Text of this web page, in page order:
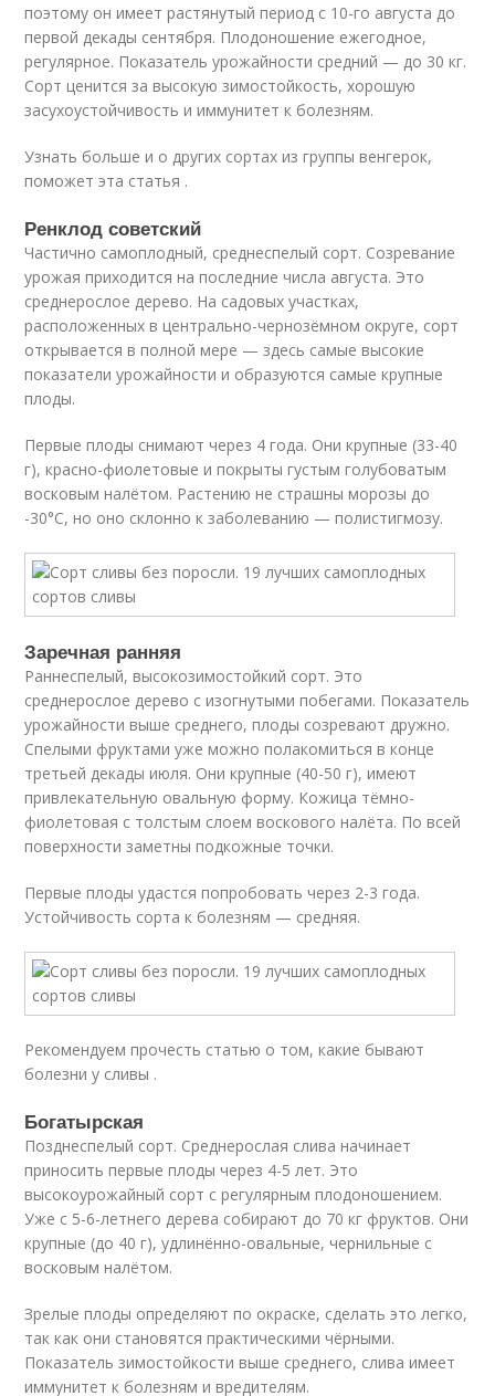
поэтому он имеет растянутый период с 10-го августа до
первой декады сентября. Плодоношение ежегодное,
регулярное. Показатель урожайности средний — до 30 кг.
Сорт ценится за высокую зимостойкость, хорошую
засухоустойчивость и иммунитет к болезням.
Узнать больше и о других сортах из группы венгерок,
поможет эта статья .
Ренклод советский
Частично самоплодный, среднеспелый сорт. Созревание
урожая приходится на последние числа августа. Это
среднерослое дерево. На садовых участках,
расположенных в центрально-чернозёмном округе, сорт
открывается в полной мере — здесь самые высокие
показатели урожайности и образуются самые крупные
плоды.
Первые плоды снимают через 4 года. Они крупные (33-40
г), красно-фиолетовые и покрыты густым голубоватым
восковым налётом. Растению не страшны морозы до
-30°C, но оно склонно к заболеванию — полистигмозу.
Заречная ранняя
Раннеспелый, высокозимостойкий сорт. Это
среднерослое дерево с изогнутыми побегами. Показатель
урожайности выше среднего, плоды созревают дружно.
Спелыми фруктами уже можно полакомиться в конце
третьей декады июля. Они крупные (40-50 г), имеют
привлекательную овальную форму. Кожица тёмно-
фиолетовая с толстым слоем воскового налёта. По всей
поверхности заметны подкожные точки.
Первые плоды удастся попробовать через 2-3 года.
Устойчивость сорта к болезням — средняя.
Рекомендуем прочесть статью о том, какие бывают
болезни у сливы .
Богатырская
Позднеспелый сорт. Среднерослая слива начинает
приносить первые плоды через 4-5 лет. Это
высокоурожайный сорт с регулярным плодоношением.
Уже с 5-6-летнего дерева собирают до 70 кг фруктов. Они
крупные (до 40 г), удлинённо-овальные, чернильные с
восковым налётом.
Зрелые плоды определяют по окраске, сделать это легко,
так как они становятся практическими чёрными.
Показатель зимостойкости выше среднего, слива имеет
иммунитет к болезням и вредителям.